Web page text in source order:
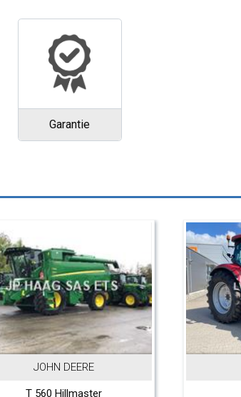
Garantie
CASE IH
CVX 160